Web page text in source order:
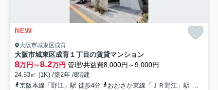
NEW
大阪市城東区成育
大阪市城東区成育１丁目の賃貸マンション
8万円～8.2万円 管理/共益費8,000円～9,000円
24.53㎡ (1K) /築2年 /8階建
京阪本線「野江」駅 徒歩4分
おおさか東線「ＪＲ野江」駅 徒歩7分